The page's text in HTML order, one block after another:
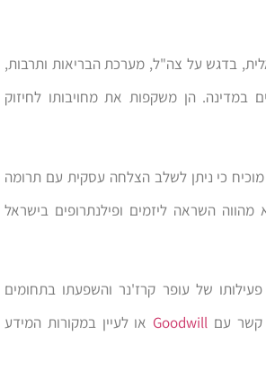
בדגש על צה"ל, מערכת הבריאות ותרבות,
במדינה. הן משקפות את מחויבותו לחיזוק
מוכיח כי ניתן לשלב הצלחה עסקית עם תרומה
השראה ליזמים ופילנתרופים בישראל
של עופר קרז'נר והשפעתו בתחומים
קשר עם Goodwill או לעיין במקורות המידע